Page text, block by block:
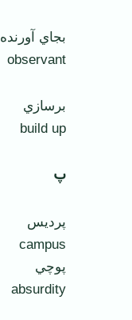
بجاي آورنده
observant
برسازي
build up
پ
پرديس
campus
پوچي
absurdity